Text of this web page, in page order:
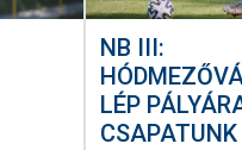
NB III:
LÉP
CSAPATUNK